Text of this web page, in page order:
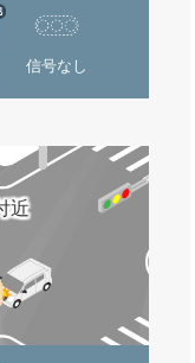
信号なし
近